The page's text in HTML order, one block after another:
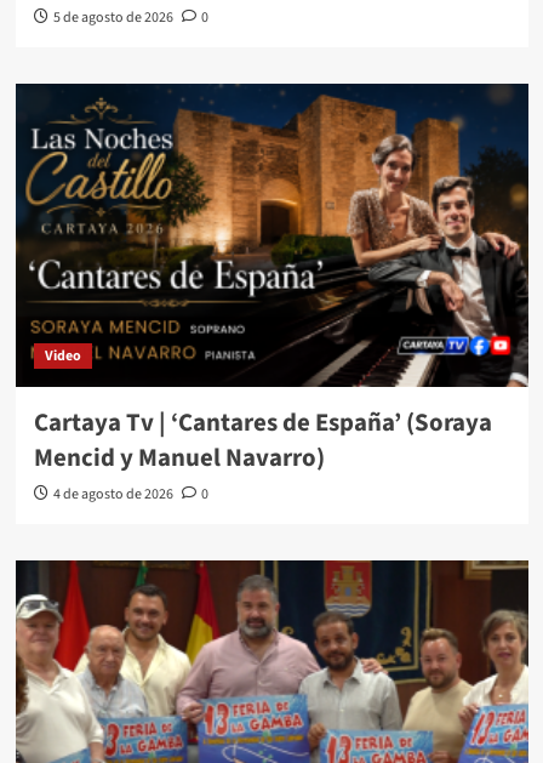
5 de agosto de 2026 0
Video
Cartaya Tv | ‘Cantares de España’ (Soraya
Mencid y Manuel Navarro)
4 de agosto de 2026 0